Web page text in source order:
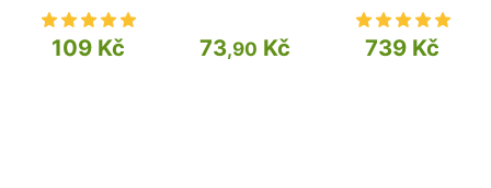
109 Kč 73,90 Kč 739 Kč